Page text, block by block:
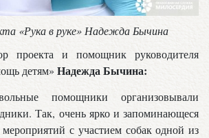
«Рука в руке» Надежда Бычина
проекта и помощник руководителя
детям» Надежда Бычина:
помощники организовывали
Так, очень ярко и запоминающеся
с участием собак одной из